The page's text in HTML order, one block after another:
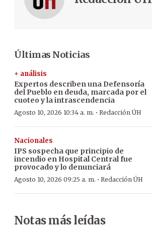
Últimas Noticias
+ análisis
Expertos describen una Defensoría
del Pueblo en deuda, marcada por el
cuoteo y la intrascendencia
Agosto 10, 2026 10:34 a. m. · Redacción ÚH
Nacionales
IPS sospecha que principio de
incendio en Hospital Central fue
provocado y lo denunciará
Agosto 10, 2026 09:25 a. m. · Redacción ÚH
Notas más leídas